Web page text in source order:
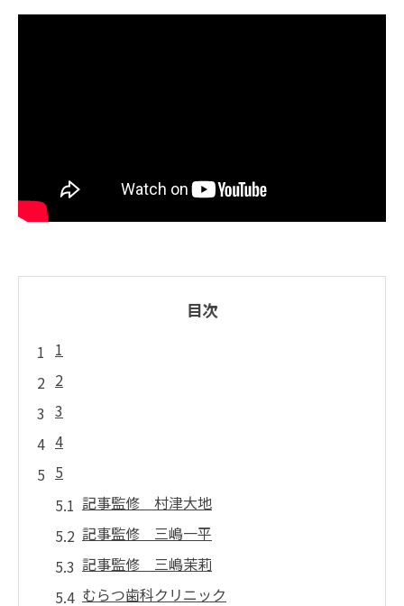
目次
1
2
3
4
5
記事監修 村津大地
記事監修 三嶋一平
記事監修 三嶋茉莉
むらつ歯科クリニック